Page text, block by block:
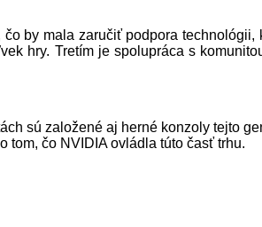
by mala zaručiť podpora
hry. Tretím je spolupráca s
sú založené aj herné konzoly tejto
tom, čo NVIDIA ovládla túto časť trhu.